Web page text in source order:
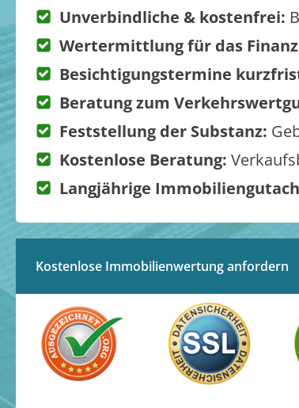
Unverbindliche & kostenfrei:
Wertermittlung für das
Besichtigungstermine
Beratung zum
Feststellung der Substanz:
Kostenlose Beratung:
Langjährige
Kostenlose Immobilienwertung anfordern